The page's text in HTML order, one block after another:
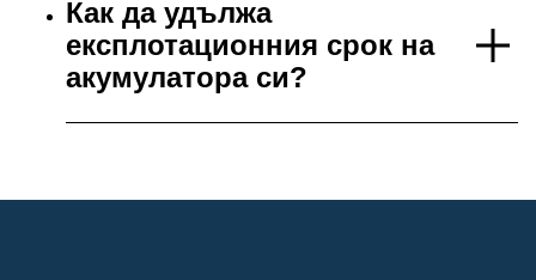
Как да удължа
експлотационния срок на
акумулатора си?